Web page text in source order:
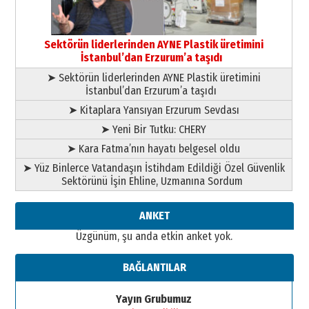
Esat BİNDESEN
Başkan Sekmen’den Erzurum’a
bir vizyon proje daha!
02 Ağustos 2026 Pazar
Sektörün liderlerinden AYNE Plastik üretimini
İstanbul’dan Erzurum’a taşıdı
➤ Sektörün liderlerinden AYNE Plastik üretimini
İstanbul’dan Erzurum’a taşıdı
➤ Kitaplara Yansıyan Erzurum Sevdası
➤ Yeni Bir Tutku: CHERY
➤ Kara Fatma’nın hayatı belgesel oldu
➤ Yüz Binlerce Vatandaşın İstihdam Edildiği Özel Güvenlik
Sektörünü İşin Ehline, Uzmanına Sordum
ANKET
Üzgünüm, şu anda etkin anket yok.
BAĞLANTILAR
Yayın Grubumuz